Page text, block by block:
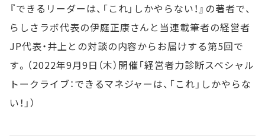
『できるリーダーは、「これ」しかやらない！』の著者で、
らしさラボ代表の伊庭正康さんと当連載筆者の経営者
JP代表・井上との対談の内容からお届けする第5回で
す。（2022年9月9日（木）開催「経営者力診断スペシャル
トークライブ：できるマネジャーは、「これ」しかやらな
い！」）